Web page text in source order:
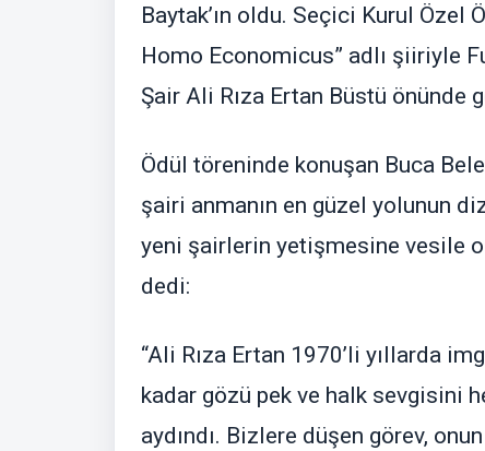
Baytak’ın oldu. Seçici Kurul Özel
Homo Economicus” adlı şiiriyle
Şair Ali Rıza Ertan Büstü
Ödül töreninde konuşan Buca
şairi anmanın en güzel yolunun
yeni şairlerin yetişmesine vesile
dedi:
“Ali Rıza Ertan 1970’li yıllarda
kadar gözü pek ve halk sevgisini
aydındı. Bizlere düşen görev,